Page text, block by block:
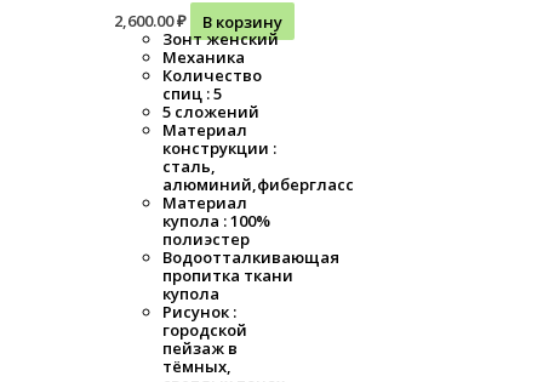
2,600.00₽
В корзину
Зонт женский
Механика
Количество
спиц : 5
5 сложений
Материал
конструкции :
сталь,
алюминий,фибергласс
Материал
купола : 100%
полиэстер
Водоотталкивающая
пропитка ткани
купола
Рисунок :
городской
пейзаж в
тёмных,